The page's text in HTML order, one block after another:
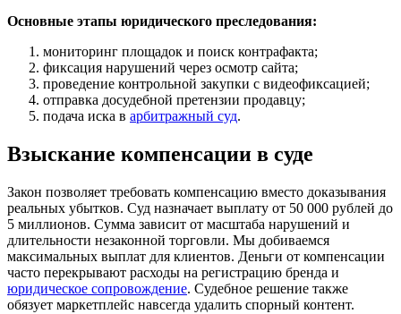
Основные этапы юридического преследования:
мониторинг площадок и поиск контрафакта;
фиксация нарушений через осмотр сайта;
проведение контрольной закупки с видеофиксацией;
отправка досудебной претензии продавцу;
подача иска в арбитражный суд.
Взыскание компенсации в суде
Закон позволяет требовать компенсацию вместо доказывания
реальных убытков. Суд назначает выплату от 50 000 рублей до
5 миллионов. Сумма зависит от масштаба нарушений и
длительности незаконной торговли. Мы добиваемся
максимальных выплат для клиентов. Деньги от компенсации
часто перекрывают расходы на регистрацию бренда и
юридическое сопровождение. Судебное решение также
обязует маркетплейс навсегда удалить спорный контент.